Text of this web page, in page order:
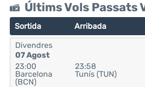
Últims Vols Passats
Sortida Arribada
Divendres
07 Agost
23:00
Barcelona
(BCN)
23:58
Tunís (TUN)